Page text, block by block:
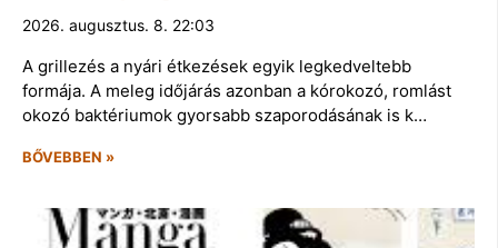
2026. augusztus. 8. 22:03
A grillezés a nyári étkezések egyik legkedveltebb
formája. A meleg időjárás azonban a kórokozó, romlást
okozó baktériumok gyorsabb szaporodásának is k…
BŐVEBBEN »